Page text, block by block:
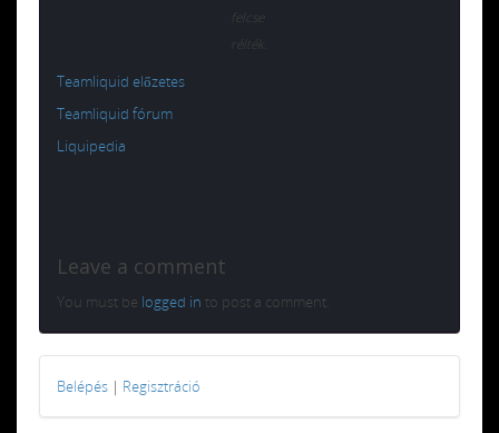
felcse
rélték.
Teamliquid előzetes
Teamliquid fórum
Liquipedia
Leave a comment
You must be logged in to post a comment.
Belépés | Regisztráció